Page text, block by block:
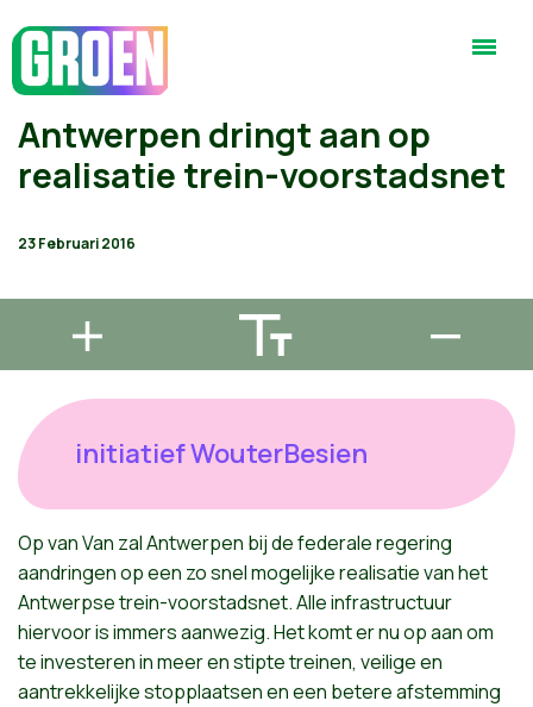
Antwerpen dringt aan op
realisatie trein-voorstadsnet
23 Februari 2016
initiatief WouterBesien
OpvanVan zalAntwerpen bijdefederaleregering
aandringenopeen zosnelmogelijkerealisatievanhet
Antwerpsetrein-voorstadsnet.Alleinfrastructuur
hiervoorisimmersaanwezig.Hetkomternu opaanom
teinvestereninmeerenstiptetreinen, veiligeen
aantrekkelijkestopplaatseneneen betereafstemming